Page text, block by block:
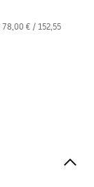
78,00 € / 152,55